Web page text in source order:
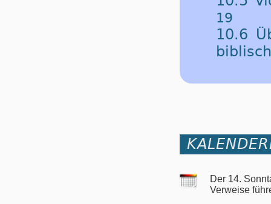
19
10.6
Der 14.
Verweise